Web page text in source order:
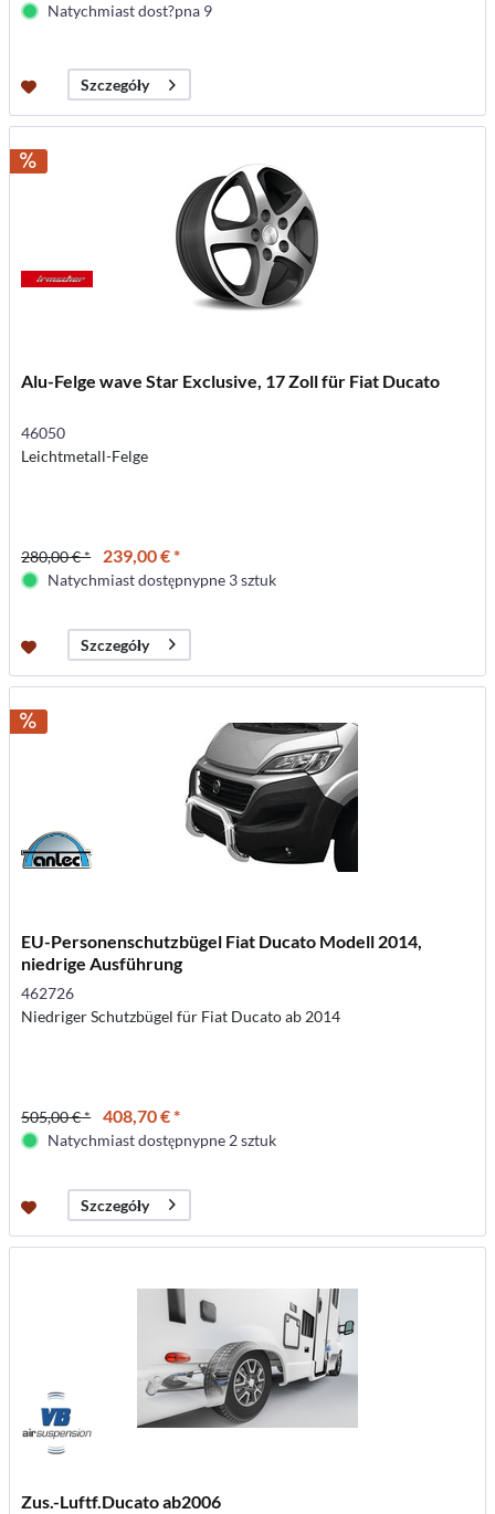
Natychmiast dost?pna 9
Szczegóły
Alu-Felge wave Star Exclusive, 17 Zoll für Fiat Ducato
46050
Leichtmetall-Felge
280,00 € * 239,00 € *
Natychmiast dostępnypne 3 sztuk
Szczegóły
EU-Personenschutzbügel Fiat Ducato Modell 2014,
niedrige Ausführung
462726
Niedriger Schutzbügel für Fiat Ducato ab 2014
505,00 € * 408,70 € *
Natychmiast dostępnypne 2 sztuk
Szczegóły
Zus.-Luftf.Ducato ab2006